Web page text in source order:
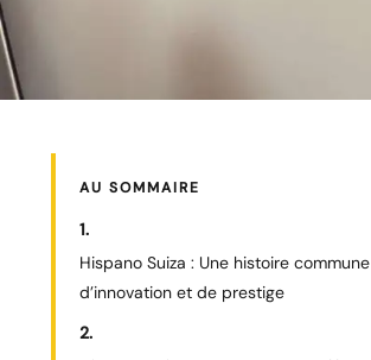
AU SOMMAIRE
Hispano Suiza : Une histoire commune
d’innovation et de prestige